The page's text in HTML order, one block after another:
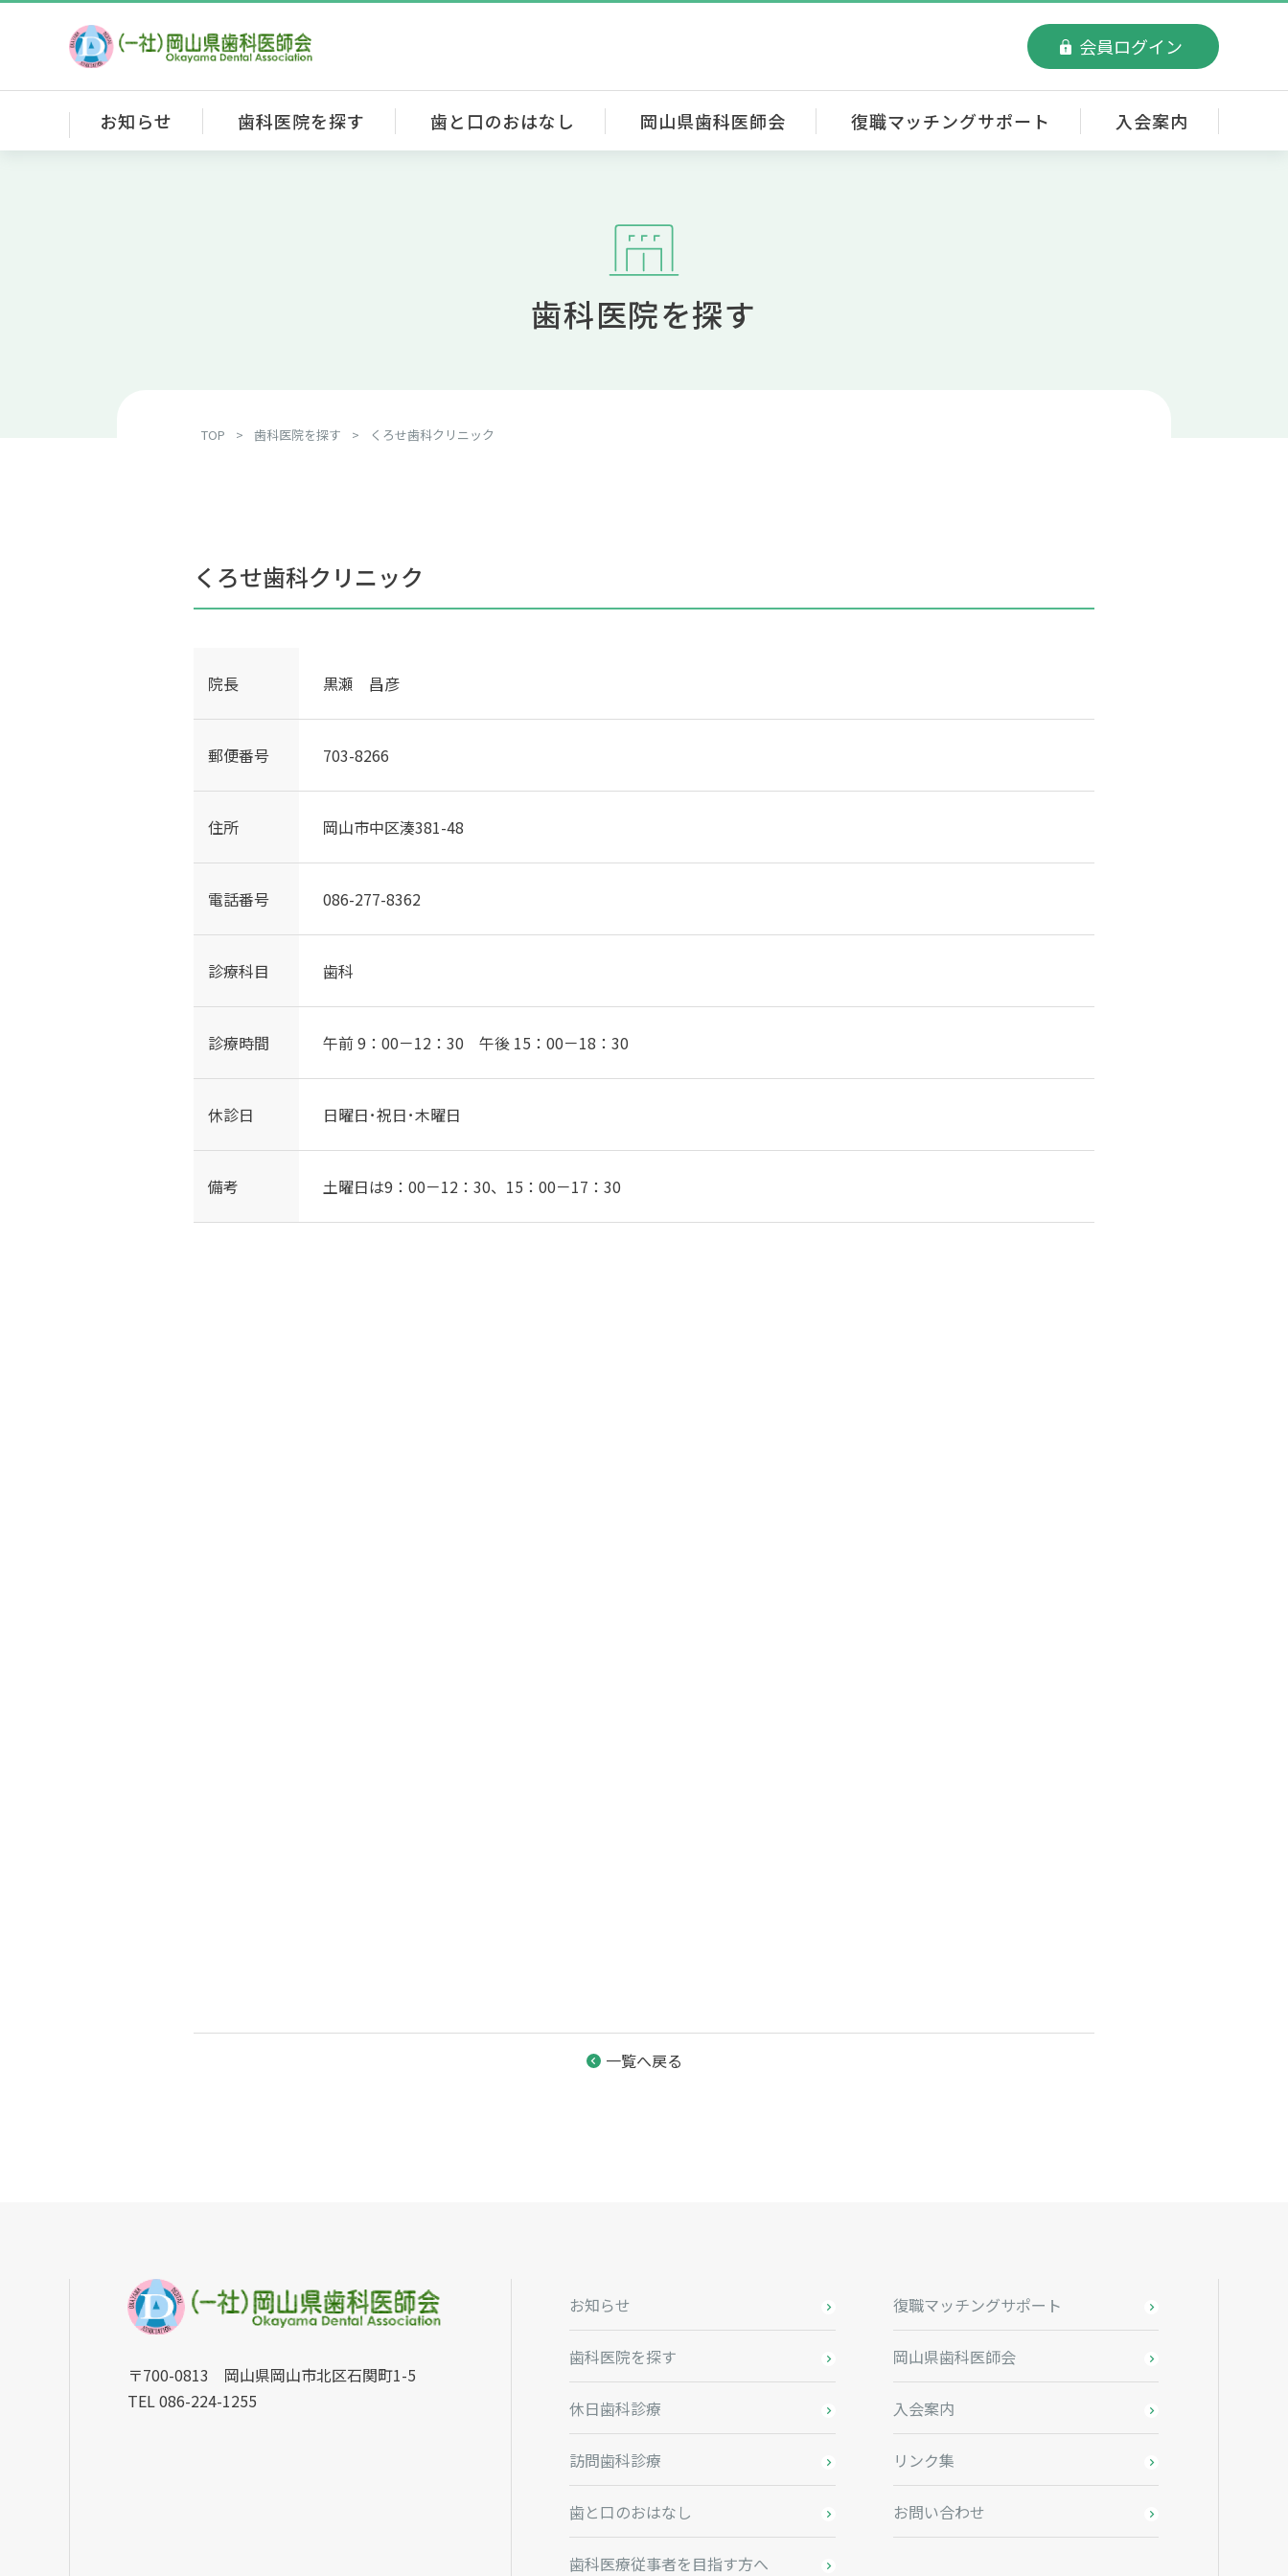
会員ログイン
お知らせ 歯科医院を探す 歯と口のおはなし 岡山県歯科医師会 復職マッチングサポート 入会案内
歯科医院を探す
TOP > 歯科医院を探す > くろせ歯科クリニック
くろせ歯科クリニック
院長 黒瀬 昌彦
郵便番号 703-8266
住所 岡山市中区湊381-48
電話番号 086-277-8362
診療科目 歯科
診療時間 午前 9：00－12：30 午後 15：00－18：30
休診日 日曜日･祝日･木曜日
備考 土曜日は9：00－12：30、15：00－17：30
一覧へ戻る
〒700-0813 岡山県岡山市北区石関町1-5
TEL 086-224-1255
お知らせ
歯科医院を探す
休日歯科診療
訪問歯科診療
歯と口のおはなし
歯科医療従事者を目指す方へ
復職マッチングサポート
岡山県歯科医師会
入会案内
リンク集
お問い合わせ